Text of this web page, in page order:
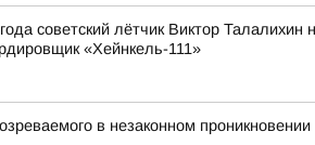
советский лётчик Виктор
«Хейнкель-111»
в незаконном